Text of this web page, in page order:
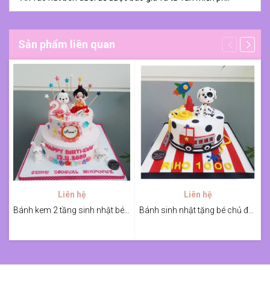
Sản phẩm liên quan
Liên hệ
Liên hệ